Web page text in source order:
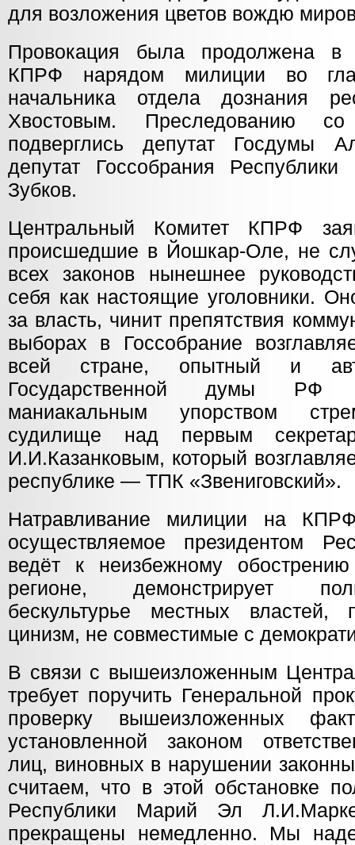
для возложения цветов вождю
Провокация была продолжена в
КПРФ нарядом милиции во
начальника отдела дознания
Хвостовым. Преследованию
подверглись депутат Госдумы
депутат Госсобрания
Зубков.
Центральный Комитет КПРФ
происшедшие в Йошкар-Оле, не
всех законов нынешнее
себя как настоящие уголовники.
за власть, чинит препятствия
выборах в Госсобрание
всей стране, опытный и
Государственной думы РФ
маниакальным упорством
судилище над первым
И.И.Казанковым, который
республике — ТПК «Звениговский».
Натравливание милиции на
осуществляемое президентом
ведёт к неизбежному
регионе, демонстрирует
бескультурье местных властей,
цинизм, не совместимые с
В связи с вышеизложенным
требует поручить Генеральной
проверку вышеизложенных
установленной законом
лиц, виновных в нарушении
считаем, что в этой обстановке
Республики Марий Эл
прекращены немедленно. Мы